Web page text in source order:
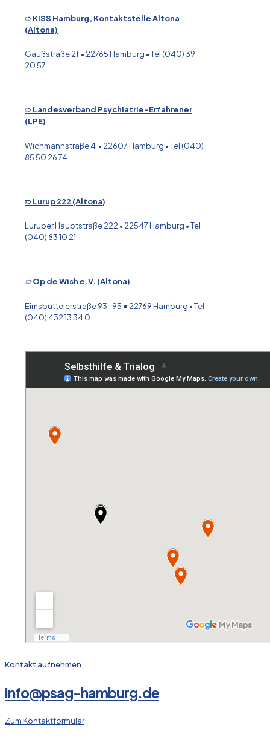
➱KISS Hamburg, Kontaktstelle Altona
(Altona)
Gaußstraße 21 • 22765 Hamburg • Tel (040) 39
20 57
➱Landesverband Psychiatrie-Erfahrener
(LPE)
Wichmannstraße 4 • 22607 Hamburg • Tel (040)
85 50 26 74
➱ Lurup 222 (Altona)
Luruper Hauptstraße 222 • 22547 Hamburg • Tel
(040) 83 10 21
➱Op de Wish e.V. (Altona)
Eimsbüttelerstraße 93-95 • 22769 Hamburg • Tel
(040) 432 13 34 0
Kontakt aufnehmen
info@psag-hamburg.de
Zum Kontaktformular